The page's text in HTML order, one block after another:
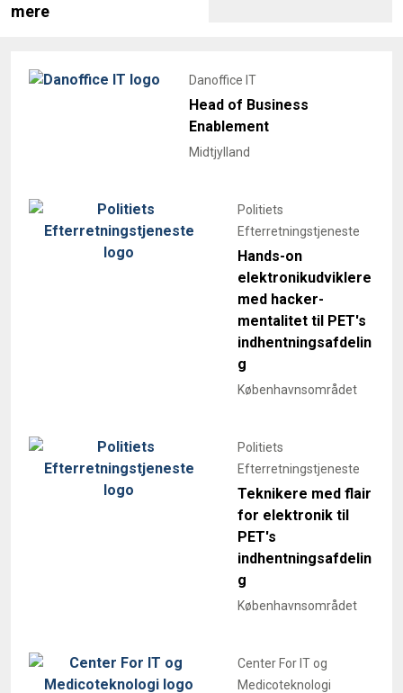
mere
Danoffice IT
Head of Business
Enablement
Midtjylland
Politiets
Efterretningstjeneste
Hands-on
elektronikudviklere
med hacker-
mentalitet til PET's
indhentningsafdelin
g
Københavnsområdet
Politiets
Efterretningstjeneste
Teknikere med flair
for elektronik til
PET's
indhentningsafdelin
g
Københavnsområdet
Center For IT og
Medicoteknologi